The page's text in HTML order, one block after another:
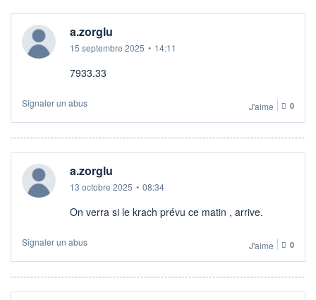
a.zorglu
15 septembre 2025 • 14:11
7933.33
Signaler un abus J'aime 0
a.zorglu
13 octobre 2025 • 08:34
On verra si le krach prévu ce matin , arrive.
Signaler un abus J'aime 0